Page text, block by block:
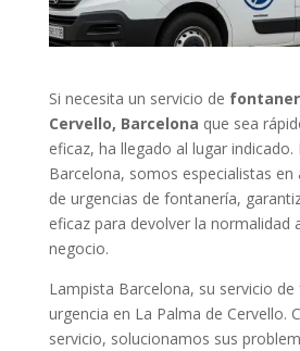
Si necesita un servicio de
Cervello, Barcelona que sea
eficaz, ha llegado al lugar indicado.
Barcelona, somos especialistas
de urgencias de fontanería,
eficaz para devolver la normalidad
negocio.
Lampista Barcelona, su servicio
urgencia en La Palma de Cervello.
servicio, solucionamos sus